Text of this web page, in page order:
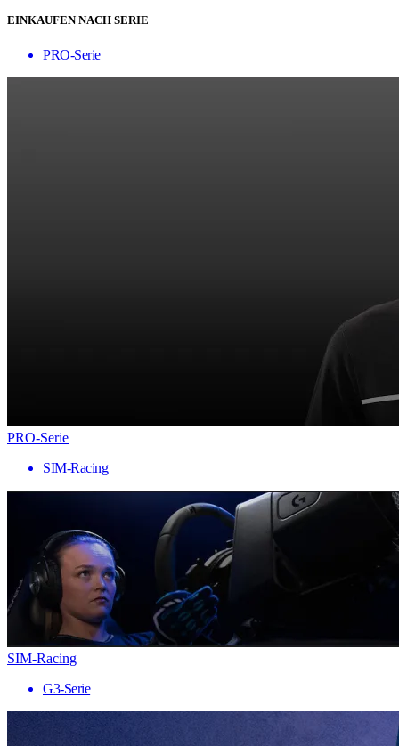
EINKAUFEN NACH SERIE
PRO-Serie
PRO-Serie
SIM-Racing
SIM-Racing
G3-Serie